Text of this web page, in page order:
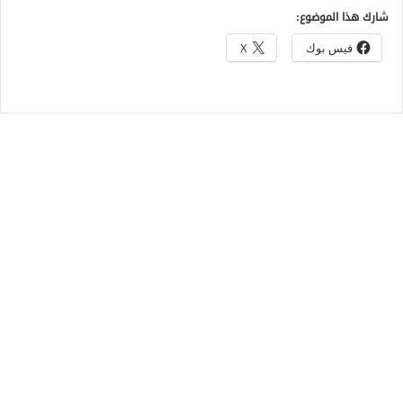
شارك هذا الموضوع:
فيس بوك X